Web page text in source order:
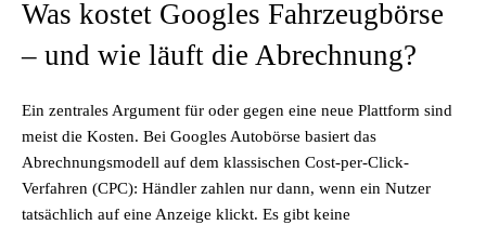
Was kostet Googles Fahrzeugbörse
– und wie läuft die Abrechnung?
Ein zentrales Argument für oder gegen eine neue Plattform sind
meist die Kosten. Bei Googles Autobörse basiert das
Abrechnungsmodell auf dem klassischen Cost-per-Click-
Verfahren (CPC): Händler zahlen nur dann, wenn ein Nutzer
tatsächlich auf eine Anzeige klickt. Es gibt keine